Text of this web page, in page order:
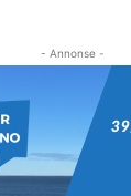
- Annonse -